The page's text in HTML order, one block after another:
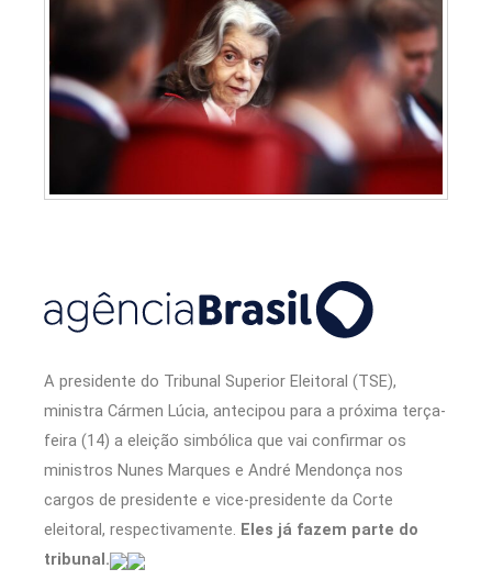
A presidente do Tribunal Superior Eleitoral (TSE),
ministra Cármen Lúcia, antecipou para a próxima terça-
feira (14) a eleição simbólica que vai confirmar os
ministros Nunes Marques e André Mendonça nos
cargos de presidente e vice-presidente da Corte
eleitoral, respectivamente. Eles já fazem parte do
tribunal.